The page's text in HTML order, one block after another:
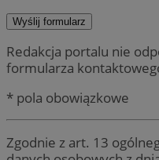
Redakcja portalu nie
formularza
* pola obowiązkowe
Zgodnie z art. 13